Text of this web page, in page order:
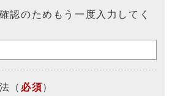
認のためもう一度入力してく
（ 必須）